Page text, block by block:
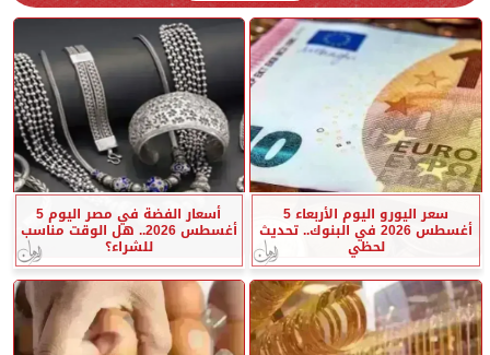
سعر اليورو اليوم الأربعاء 5
أغسطس 2026 في البنوك.. تحديث
لحظي
أسعار الفضة في مصر اليوم 5
أغسطس 2026.. هل الوقت مناسب
للشراء؟